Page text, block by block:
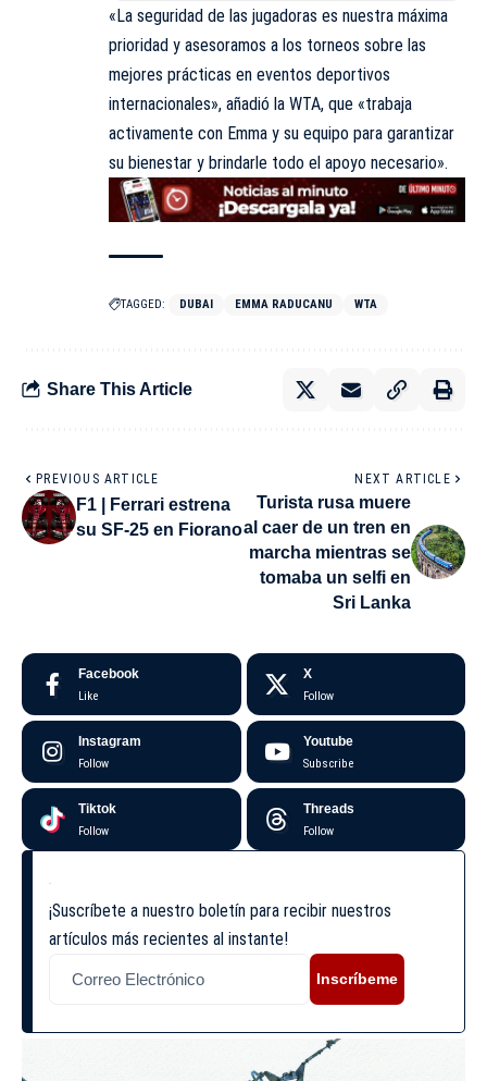
«La seguridad de las jugadoras es nuestra máxima
prioridad y asesoramos a los torneos sobre las
mejores prácticas en eventos deportivos
internacionales», añadió la WTA, que «trabaja
activamente con Emma y su equipo para garantizar
su bienestar y brindarle todo el apoyo necesario».
TAGGED: DUBAI EMMA RADUCANU WTA
Share This Article
PREVIOUS ARTICLE
F1 | Ferrari estrena
su SF-25 en Fiorano
NEXT ARTICLE
Turista rusa muere
al caer de un tren en
marcha mientras se
tomaba un selfi en
Sri Lanka
Facebook
Like
X
Follow
Instagram
Follow
Youtube
Subscribe
Tiktok
Follow
Threads
Follow
¡Suscríbete a nuestro boletín para recibir nuestros
artículos más recientes al instante!
Inscríbeme